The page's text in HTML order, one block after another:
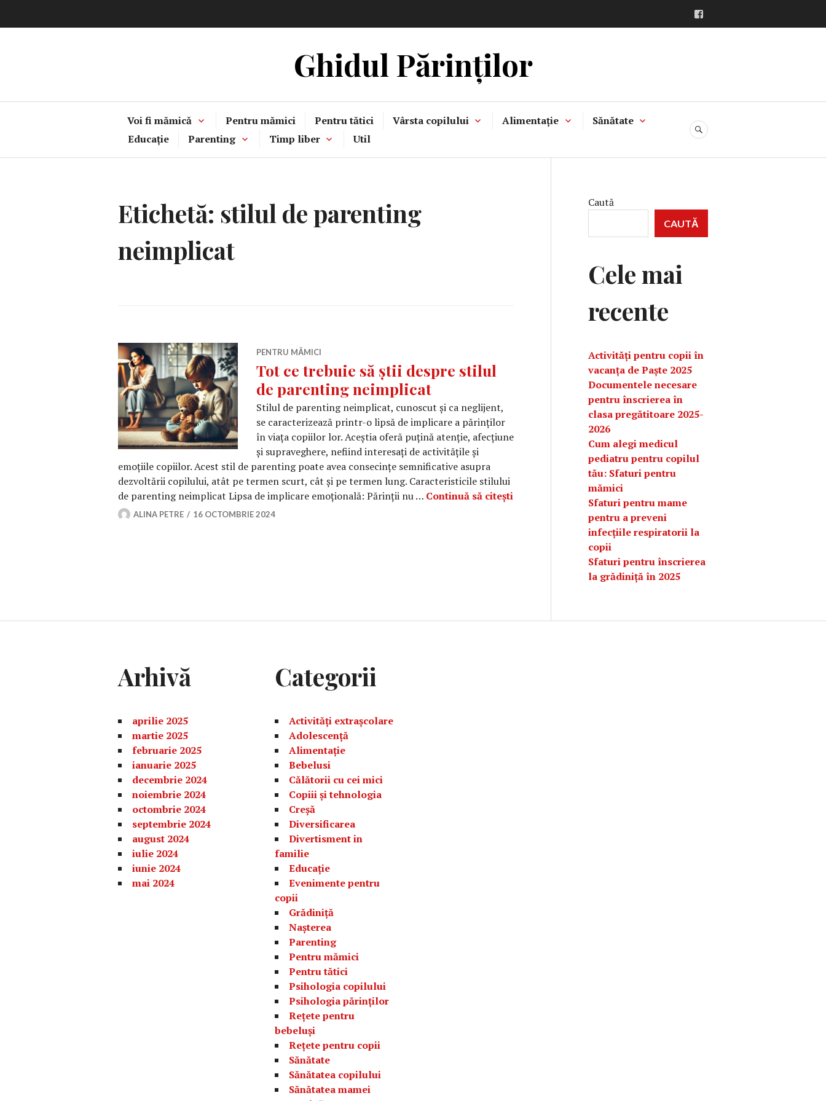
la
Ghidul Părinților
Voi fi mămică Pentru mămici Pentru tătici Vârsta copilului Alimentație
Sănătate
Educație
Parenting Timp liber Util
CĂUTARE
Etichetă: stilul de parenting
neimplicat
PENTRU MĂMICI
Tot ce trebuie să știi despre stilul
de parenting neimplicat
Stilul de parenting neimplicat, cunoscut și ca neglijent,
se caracterizează printr-o lipsă de implicare a părinților
în viața copiilor lor. Aceștia oferă puțină atenție, afecțiune
și supraveghere, nefiind interesați de activitățile și
emoțiile copiilor. Acest stil de parenting poate avea consecințe semnificative asupra
dezvoltării copilului, atât pe termen scurt, cât și pe termen lung. Caracteristicile stilului
de parenting neimplicat Lipsa de implicare emoțională: Părinții nu … Continuă să citești Tot ce trebuie să știi despre stilul de parenting neimplicat
ALINA PETRE 16 OCTOMBRIE 2024
Caută
CAUTĂ
Cele mai
recente
Activități pentru copii în
vacanța de Paște 2025
Documentele necesare
pentru înscrierea în
clasa pregătitoare 2025-
2026
Cum alegi medicul
pediatru pentru copilul
tău: Sfaturi pentru
mămici
Sfaturi pentru mame
pentru a preveni
infecțiile respiratorii la
copii
Sfaturi pentru înscrierea
la grădiniță în 2025
Arhivă
aprilie 2025
martie 2025
februarie 2025
ianuarie 2025
decembrie 2024
noiembrie 2024
octombrie 2024
septembrie 2024
august 2024
iulie 2024
iunie 2024
mai 2024
Categorii
Activități extrașcolare
Adolescență
Alimentație
Bebelusi
Călătorii cu cei mici
Copiii și tehnologia
Creșă
Diversificarea
Divertisment in
familie
Educație
Evenimente pentru
copii
Grădiniță
Nașterea
Parenting
Pentru mămici
Pentru tătici
Psihologia copilului
Psihologia părinților
Rețete pentru
bebeluși
Rețete pentru copii
Sănătate
Sănătatea copilului
Sănătatea mamei